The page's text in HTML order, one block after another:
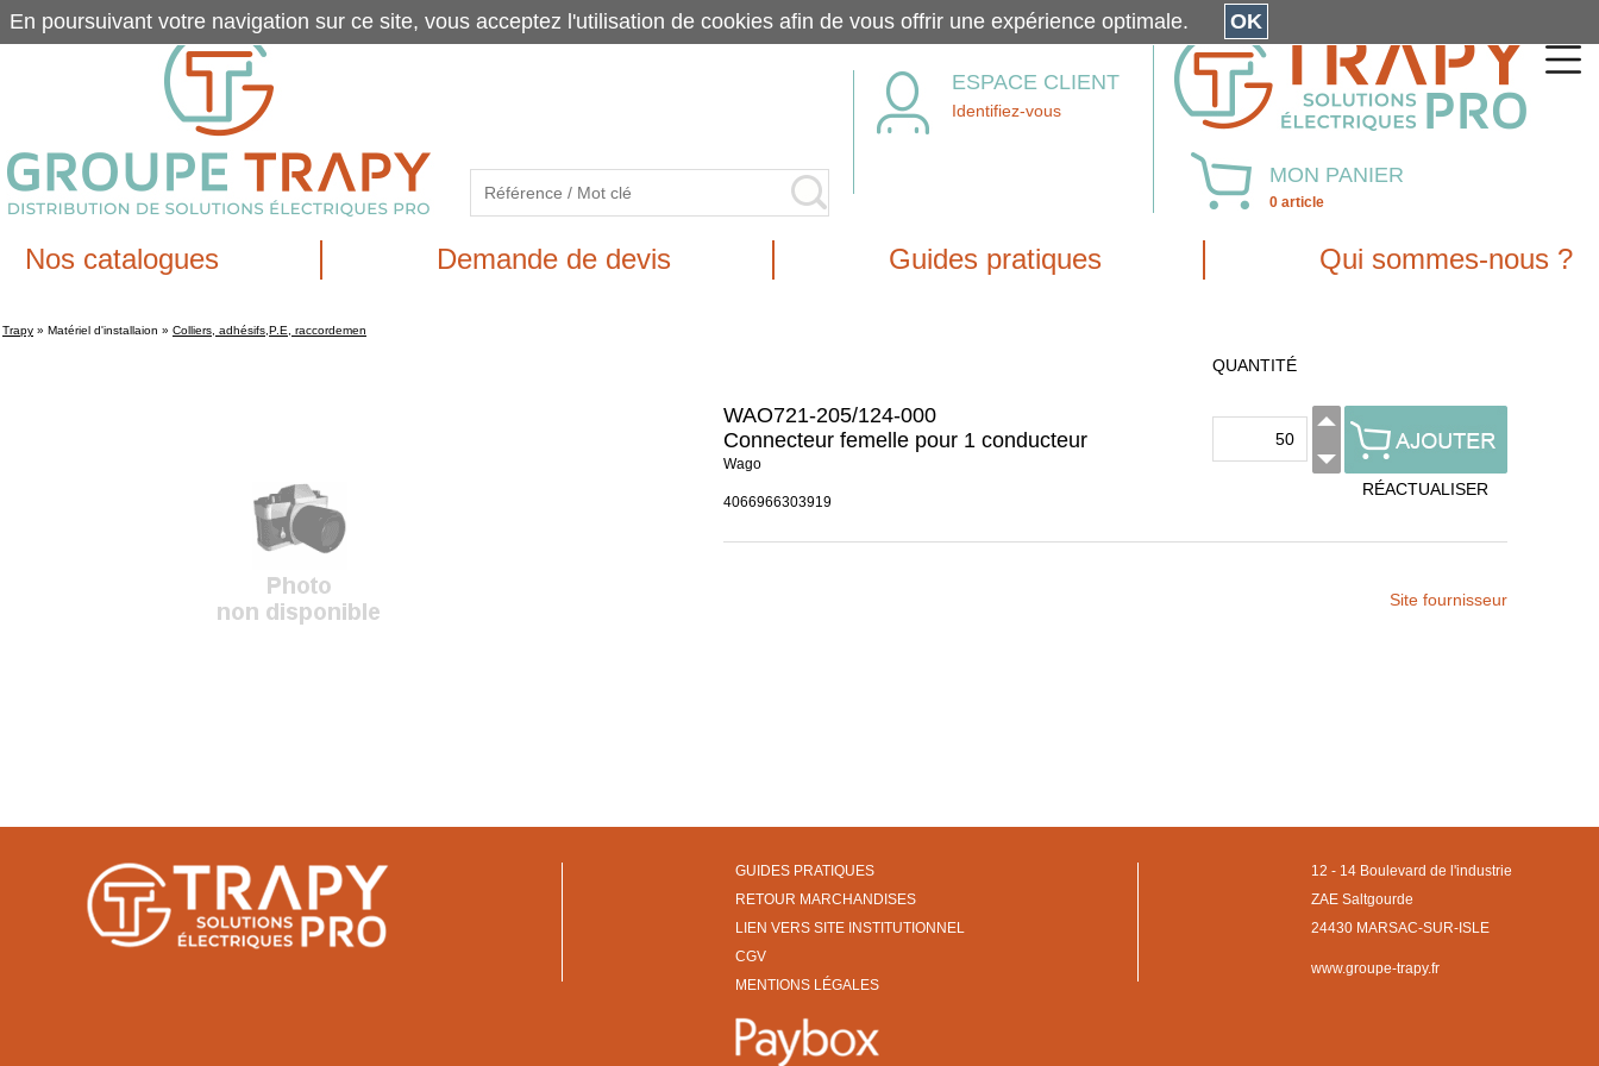
ESPACE CLIENT
Identifiez-vous
MON PANIER
0 article
Nos catalogues Demande de devis Guides pratiques Qui sommes-nous ?
Trapy » Matériel d'installaion » Colliers, adhésifs,P.E, raccordemen
WAO721-205/124-000
Connecteur femelle pour 1 conducteur
Wago
4066966303919
QUANTITÉ
RÉACTUALISER
Site fournisseur
GUIDES PRATIQUES
RETOUR MARCHANDISES
LIEN VERS SITE INSTITUTIONNEL
CGV
MENTIONS LÉGALES
12 - 14 Boulevard de l'industrie
ZAE Saltgourde
24430 MARSAC-SUR-ISLE
www.groupe-trapy.fr
En poursuivant votre navigation sur ce site, vous acceptez l'utilisation de cookies afin de vous offrir une expérience optimale. OK